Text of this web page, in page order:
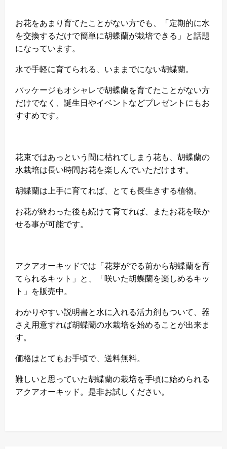
お花をあまり育てたことがない方でも、「定期的に水
を交換するだけで簡単に胡蝶蘭が栽培できる」と話題
になっています。
水で手軽に育てられる、いままでにない胡蝶蘭。
パッケージもオシャレで胡蝶蘭を育てたことがない方
だけでなく、誕生日やイベントなどプレゼントにもお
すすめです。
花束ではあっという間に枯れてしまう花も、胡蝶蘭の
水栽培は長い時間お花を楽しんでいただけます。
胡蝶蘭は上手に育てれば、とても長生きする植物。
お花が終わった後も続けて育てれば、またお花を咲か
せる事が可能です。
アクアオーキッドでは「花芽がでる前から胡蝶蘭を育
てられるキット」と、「咲いた胡蝶蘭を楽しめるキッ
ト」を販売中。
わかりやすい説明書と水に入れる活力剤もついて、器
さえ用意すれば胡蝶蘭の水栽培を始めることが出来ま
す。
価格はとてもお手頃で、送料無料。
難しいと思っていた胡蝶蘭の栽培を手頃に始められる
アクアオーキッド。是非お試しください。